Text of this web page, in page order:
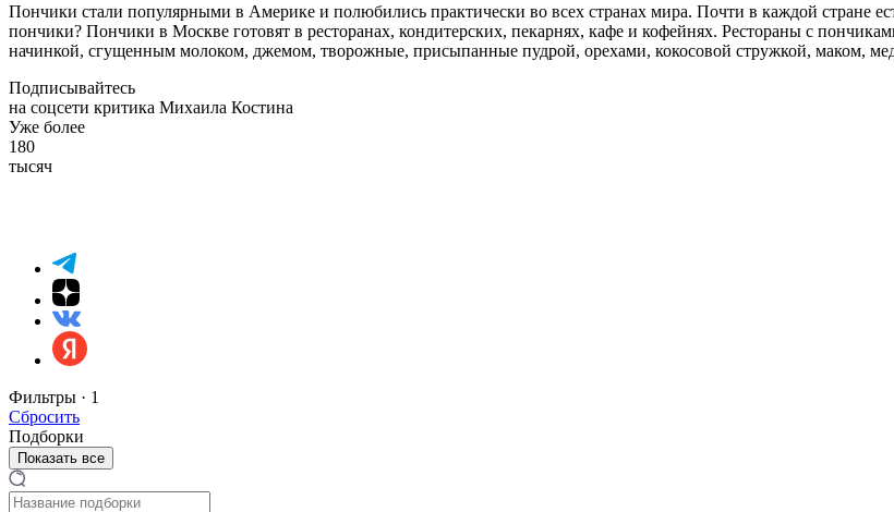
Пончики стали популярными в Америке и полюбились практически во всех странах мира. Почти в каждой стране
пончики? Пончики в Москве готовят в ресторанах, кондитерских, пекарнях, кафе и кофейнях. Рестораны с
начинкой, сгущенным молоком, джемом, творожные, присыпанные пудрой, орехами, кокосовой стружкой, маком,
Подписывайтесь
на соцсети критика Михаила Костина
Уже более
180
тысяч
Фильтры · 1
Сбросить
Подборки
Показать все